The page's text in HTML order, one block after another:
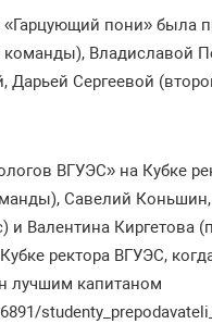
пони» была
Владиславой
Дарьей Сергеевой
ВГУЭС» на Кубке
Савелий
и Валентина Киргетова
ректора ВГУЭС,
лучшим капитаном